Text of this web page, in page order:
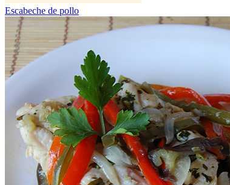
Escabeche de pollo